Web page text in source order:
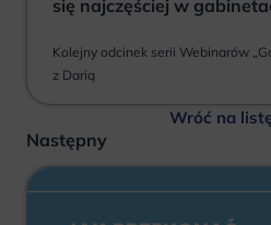
się najczęściej w
Kolejny odcinek serii Webinarów
z Darią
Wróć na
Następny